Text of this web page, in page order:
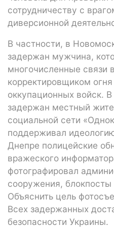
сотрудничеству с
диверсионной
В частности, в
задержан мужчина,
многочисленные связи
корректировщиком
оккупационных войск.
задержан местный
социальной сети
поддерживал
Днепре полицейские
вражеского
фотографировал
сооружения,
Объяснить цель
Всех задержанных
безопасности Украины.